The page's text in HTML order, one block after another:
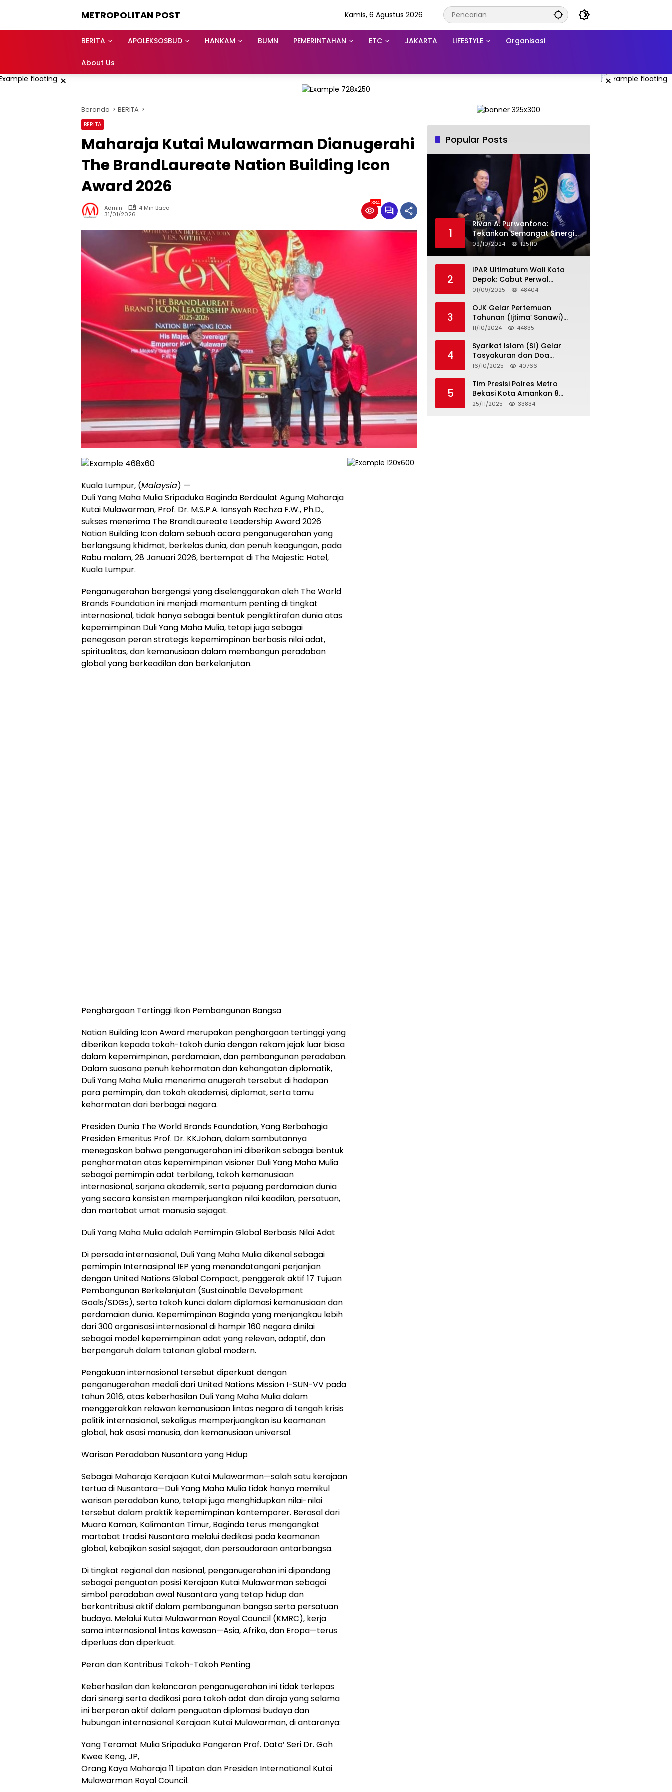
METROPOLITAN POST Kamis, 6 Agustus 2026
BERITA APOLEKSOSBUD HANKAM BUMN PEMERINTAHAN ETC JAKARTA LIFESTYLE Organisasi
About Us
× ×
Beranda BERITA
BERITA
Maharaja Kutai Mulawarman Dianugerahi
The BrandLaureate Nation Building Icon
Award 2026
Admin
4 Min Baca
31/01/2026
384
Kuala Lumpur, (Malaysia) —
Duli Yang Maha Mulia Sripaduka Baginda Berdaulat Agung Maharaja
Kutai Mulawarman, Prof. Dr. M.S.P.A. Iansyah Rechza F.W., Ph.D.,
sukses menerima The BrandLaureate Leadership Award 2026
Nation Building Icon dalam sebuah acara penganugerahan yang
berlangsung khidmat, berkelas dunia, dan penuh keagungan, pada
Rabu malam, 28 Januari 2026, bertempat di The Majestic Hotel,
Kuala Lumpur.
Penganugerahan bergengsi yang diselenggarakan oleh The World
Brands Foundation ini menjadi momentum penting di tingkat
internasional, tidak hanya sebagai bentuk pengiktirafan dunia atas
kepemimpinan Duli Yang Maha Mulia, tetapi juga sebagai
penegasan peran strategis kepemimpinan berbasis nilai adat,
spiritualitas, dan kemanusiaan dalam membangun peradaban
global yang berkeadilan dan berkelanjutan.
Penghargaan Tertinggi Ikon Pembangunan Bangsa
Nation Building Icon Award merupakan penghargaan tertinggi yang
diberikan kepada tokoh-tokoh dunia dengan rekam jejak luar biasa
dalam kepemimpinan, perdamaian, dan pembangunan peradaban.
Dalam suasana penuh kehormatan dan kehangatan diplomatik,
Duli Yang Maha Mulia menerima anugerah tersebut di hadapan
para pemimpin, dan tokoh akademisi, diplomat, serta tamu
kehormatan dari berbagai negara.
Presiden Dunia The World Brands Foundation, Yang Berbahagia
Presiden Emeritus Prof. Dr. KKJohan, dalam sambutannya
menegaskan bahwa penganugerahan ini diberikan sebagai bentuk
penghormatan atas kepemimpinan visioner Duli Yang Maha Mulia
sebagai pemimpin adat terbilang, tokoh kemanusiaan
internasional, sarjana akademik, serta pejuang perdamaian dunia
yang secara konsisten memperjuangkan nilai keadilan, persatuan,
dan martabat umat manusia sejagat.
Duli Yang Maha Mulia adalah Pemimpin Global Berbasis Nilai Adat
Di persada internasional, Duli Yang Maha Mulia dikenal sebagai
pemimpin Internasipnal IEP yang menandatangani perjanjian
dengan United Nations Global Compact, penggerak aktif 17 Tujuan
Pembangunan Berkelanjutan (Sustainable Development
Goals/SDGs), serta tokoh kunci dalam diplomasi kemanusiaan dan
perdamaian dunia. Kepemimpinan Baginda yang menjangkau lebih
dari 300 organisasi internasional di hampir 160 negara dinilai
sebagai model kepemimpinan adat yang relevan, adaptif, dan
berpengaruh dalam tatanan global modern.
Pengakuan internasional tersebut diperkuat dengan
penganugerahan medali dari United Nations Mission I-SUN-VV pada
tahun 2016, atas keberhasilan Duli Yang Maha Mulia dalam
menggerakkan relawan kemanusiaan lintas negara di tengah krisis
politik internasional, sekaligus memperjuangkan isu keamanan
global, hak asasi manusia, dan kemanusiaan universal.
Warisan Peradaban Nusantara yang Hidup
Sebagai Maharaja Kerajaan Kutai Mulawarman—salah satu kerajaan
tertua di Nusantara—Duli Yang Maha Mulia tidak hanya memikul
warisan peradaban kuno, tetapi juga menghidupkan nilai-nilai
tersebut dalam praktik kepemimpinan kontemporer. Berasal dari
Muara Kaman, Kalimantan Timur, Baginda terus mengangkat
martabat tradisi Nusantara melalui dedikasi pada keamanan
global, kebajikan sosial sejagat, dan persaudaraan antarbangsa.
Di tingkat regional dan nasional, penganugerahan ini dipandang
sebagai penguatan posisi Kerajaan Kutai Mulawarman sebagai
simbol peradaban awal Nusantara yang tetap hidup dan
berkontribusi aktif dalam pembangunan bangsa serta persatuan
budaya. Melalui Kutai Mulawarman Royal Council (KMRC), kerja
sama internasional lintas kawasan—Asia, Afrika, dan Eropa—terus
diperluas dan diperkuat.
Peran dan Kontribusi Tokoh-Tokoh Penting
Keberhasilan dan kelancaran penganugerahan ini tidak terlepas
dari sinergi serta dedikasi para tokoh adat dan diraja yang selama
ini berperan aktif dalam penguatan diplomasi budaya dan
hubungan internasional Kerajaan Kutai Mulawarman, di antaranya:
Yang Teramat Mulia Sripaduka Pangeran Prof. Dato’ Seri Dr. Goh
Kwee Keng, JP,
Orang Kaya Maharaja 11 Lipatan dan Presiden International Kutai
Mulawarman Royal Council.
Popular Posts
1
Rivan A. Purwantono:
Tekankan Semangat Sinergi
dan Kolaborasi dalam
Rakernas Serikat Pekerja Jasa
09/10/2024 125110
2
IPAR Ultimatum Wali Kota
Depok: Cabut Perwal
Tunjangan DPRD Rp40 Juta
Aksi Rakyat
01/09/2025 48404
3
OJK Gelar Pertemuan
Tahunan (Ijtima’ Sanawi)
Dewan Pengawas Syariah
11/10/2024 44835
4
Syarikat Islam (SI) Gelar
Tasyakuran dan Doa
Bersama Organisasi
16/10/2025 40766
5
Tim Presisi Polres Metro
Bekasi Kota Amankan 8
Remaja Diduga Hendak
25/11/2025 33834